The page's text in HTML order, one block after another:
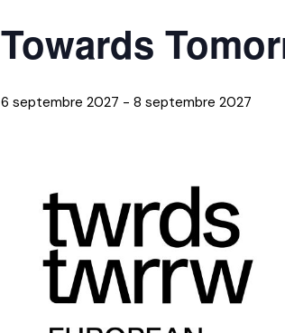
Towards
6 septembre 2027 - 8 septembre 2027